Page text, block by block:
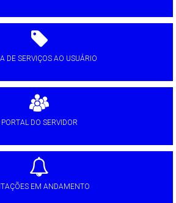
DE SERVIÇOS AO USUÁRIO
PORTAL DO SERVIDOR
EM ANDAMENTO